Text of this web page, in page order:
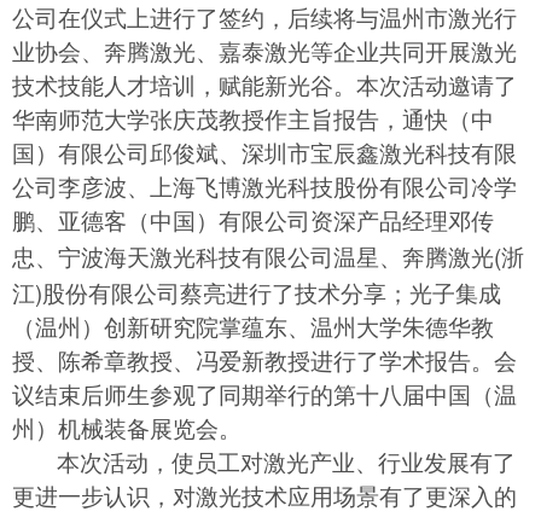
公司在仪式上进行了签约，后续将与温州市激光行
业协会、奔腾激光、嘉泰激光等企业共同开展激光
技术技能人才培训，赋能新光谷。本次活动邀请了
华南师范大学张庆茂教授作主旨报告，通快（中
国）有限公司邱俊斌、深圳市宝辰鑫激光科技有限
公司李彦波、上海飞博激光科技股份有限公司冷学
鹏、亚德客（中国）有限公司资深产品经理邓传
忠、宁波海天激光科技有限公司温星、奔腾激光(浙
江)股份有限公司蔡亮进行了技术分享；光子集成
（温州）创新研究院掌蕴东、温州大学朱德华教
授、陈希章教授、冯爱新教授进行了学术报告。会
议结束后师生参观了同期举行的第十八届中国（温
州）机械装备展览会。
本次活动，使员工对激光产业、行业发展有了
更进一步认识，对激光技术应用场景有了更深入的